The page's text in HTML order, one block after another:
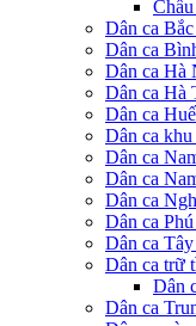
Dân ca
Dân ca
Dân ca Hà
Dân ca Hà
Dân ca Huế
Dân ca khu
Dân ca
Dân ca
Dân ca
Dân ca
Dân ca
Dân ca trữ
Dân
Dân ca